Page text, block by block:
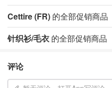
Cettire (FR) 的全部促销商品
针织衫/毛衣 的全部促销商品
评论